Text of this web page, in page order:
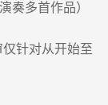
奏多首作品）
针对从开始至